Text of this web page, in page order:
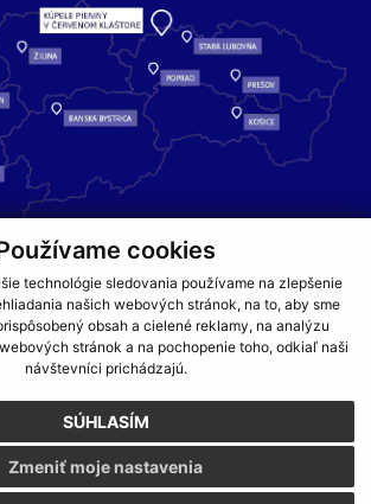
cookies
technológie sledovania používame na zlepšenie
našich webových stránok, na to, aby sme
obsah a cielené reklamy, na analýzu
stránok a na pochopenie toho, odkiaľ naši
návštevníci prichádzajú.
SÚHLASÍM
Zmeniť moje nastavenia
kde sa príroda stretáva s liečivou silou
a oddychom pre telo aj dušu.
PARTNERI
JEDÁLNY LÍSTOK
CENNÍKY
NA ZAČIATOK STRÁNKY
WEBEX.DIGITAL